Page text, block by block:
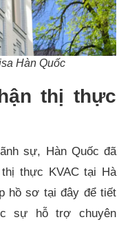
Hàn Quốc
thị thực
sự, Hàn Quốc đã
thực KVAC tại Hà
hồ sơ tại đây để tiết
sự hỗ trợ chuyên